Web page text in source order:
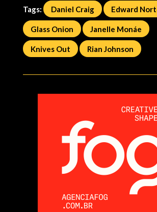
Tags: Daniel Craig Edward
Glass Onion Janelle Monáe
Knives Out Rian Johnson